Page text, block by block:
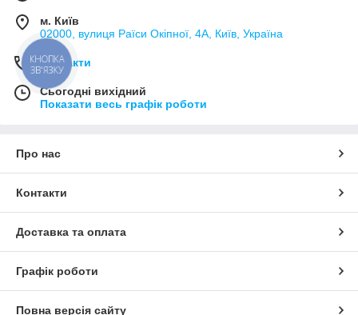
м. Київ
02000, вулиця Раїси Окіпної, 4А, Київ, Україна
Контакти
Сьогодні вихідний
Показати весь графік роботи
Про нас
Контакти
Доставка та оплата
Графік роботи
Повна версія сайту
КНОПКА
ЗВ'ЯЗКУ